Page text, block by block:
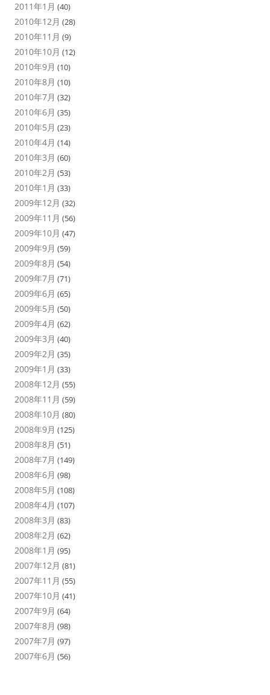
2011年1月 (40)
2010年12月 (28)
2010年11月 (9)
2010年10月 (12)
2010年9月 (10)
2010年8月 (10)
2010年7月 (32)
2010年6月 (35)
2010年5月 (23)
2010年4月 (14)
2010年3月 (60)
2010年2月 (53)
2010年1月 (33)
2009年12月 (32)
2009年11月 (56)
2009年10月 (47)
2009年9月 (59)
2009年8月 (54)
2009年7月 (71)
2009年6月 (65)
2009年5月 (50)
2009年4月 (62)
2009年3月 (40)
2009年2月 (35)
2009年1月 (33)
2008年12月 (55)
2008年11月 (59)
2008年10月 (80)
2008年9月 (125)
2008年8月 (51)
2008年7月 (149)
2008年6月 (98)
2008年5月 (108)
2008年4月 (107)
2008年3月 (83)
2008年2月 (62)
2008年1月 (95)
2007年12月 (81)
2007年11月 (55)
2007年10月 (41)
2007年9月 (64)
2007年8月 (98)
2007年7月 (97)
2007年6月 (56)